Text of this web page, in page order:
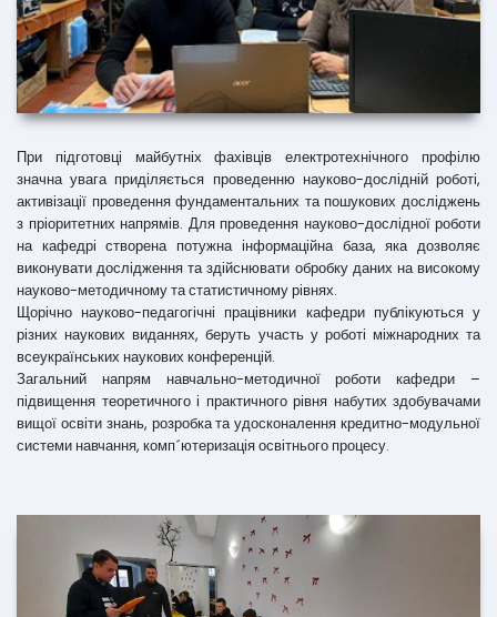
При підготовці майбутніх фахівців електротехнічного профілю
значна увага приділяється проведенню науково-дослідній роботі,
активізації проведення фундаментальних та пошукових досліджень
з пріоритетних напрямів. Для проведення науково-дослідної роботи
на кафедрі створена потужна інформаційна база, яка дозволяє
виконувати дослідження та здійснювати обробку даних на високому
науково-методичному та статистичному рівнях.
Щорічно науково-педагогічні працівники кафедри публікуються у
різних наукових виданнях, беруть участь у роботі міжнародних та
всеукраїнських наукових конференцій.
Загальний напрям навчально-методичної роботи кафедри –
підвищення теоретичного і практичного рівня набутих здобувачами
вищої освіти знань, розробка та удосконалення кредитно-модульної
системи навчання, комп´ютеризація освітнього процесу.